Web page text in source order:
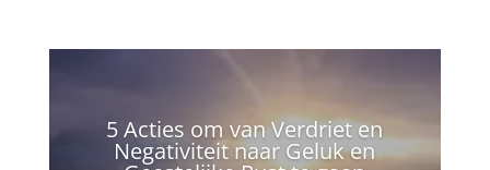
5 Acties om van Verdriet en
Negativiteit naar Geluk en